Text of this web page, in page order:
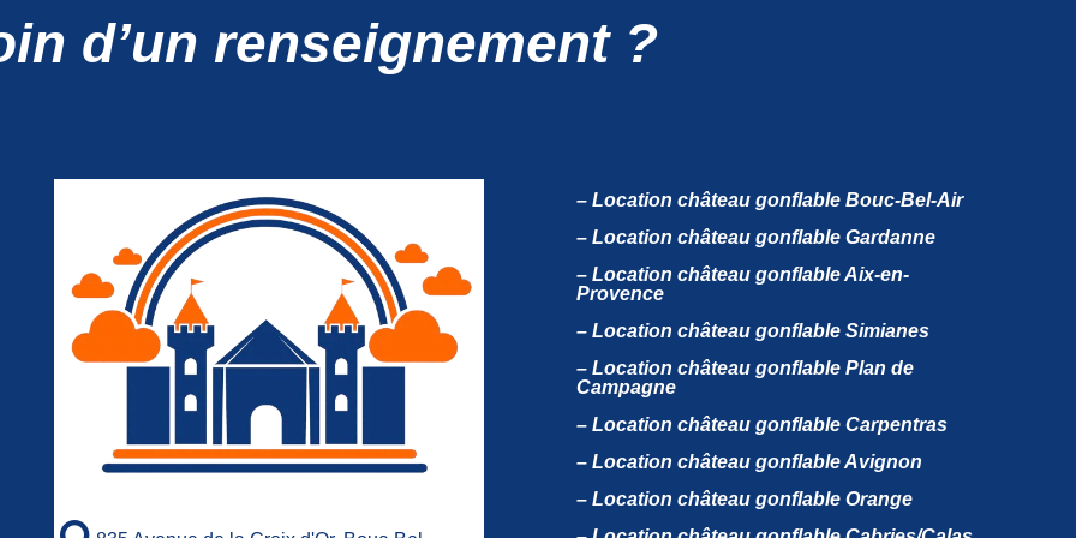
d’un renseignement ?
– Location château gonflable Bouc-Bel-Air
– Location château gonflable Gardanne
– Location château gonflable Aix-en-
Provence
– Location château gonflable Simianes
– Location château gonflable Plan de
Campagne
– Location château gonflable Carpentras
– Location château gonflable Avignon
– Location château gonflable Orange